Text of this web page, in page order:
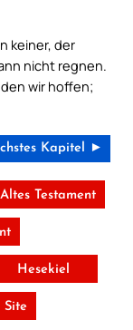
keiner, der
nicht regnen.
wir hoffen;
Kapitel ►
Testament
Hesekiel
Site